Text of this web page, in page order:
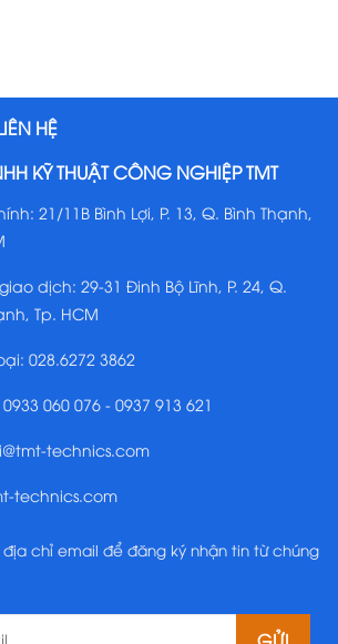
HỆ
KỸ THUẬT CÔNG NGHIỆP TMT
21/11B Bình Lợi, P. 13, Q. Bình Thạnh,
dịch: 29-31 Đinh Bộ Lĩnh, P. 24, Q.
Tp. HCM
028.6272 3862
060 076 - 0937 913 621
technics.com
technics.com
chỉ email để đăng ký nhận tin từ chúng